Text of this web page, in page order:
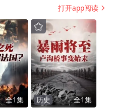
打开app阅读
全1集 历史 全1集